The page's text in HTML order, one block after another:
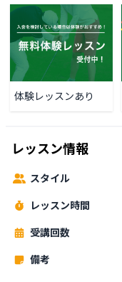
体験レッスンあり
レッスン情報
スタイル
レッスン時間
受講回数
備考